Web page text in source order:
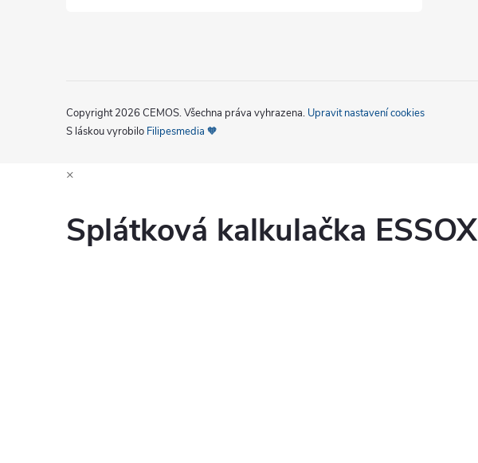
Copyright 2026 CEMOS. Všechna práva vyhrazena. Upravit nastavení cookies
S láskou vyrobilo Filipesmedia 🧡
×
Splátková kalkulačka ESSOX